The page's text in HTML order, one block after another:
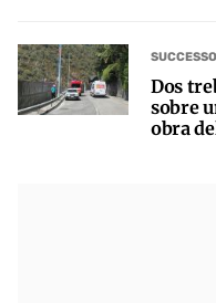
Dos
sobre
obra